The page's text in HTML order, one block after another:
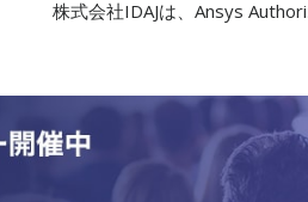
株式会社IDAJは、Ansys